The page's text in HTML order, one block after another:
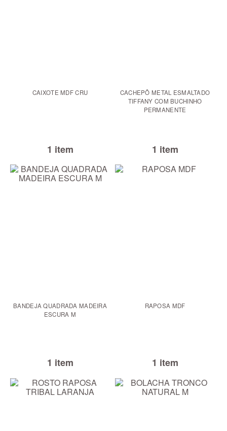
CAIXOTE MDF CRU
1 item
CACHEPÔ METAL ESMALTADO
TIFFANY COM BUCHINHO
PERMANENTE
1 item
BANDEJA QUADRADA MADEIRA
ESCURA M
1 item
RAPOSA MDF
1 item